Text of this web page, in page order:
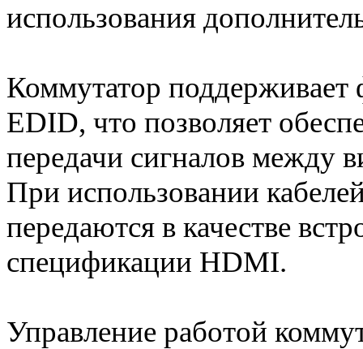
использования
Коммутатор
EDID, что позволяет
передачи сигналов между
При использовании
передаются в качестве
спецификации HDMI.
Управление работой